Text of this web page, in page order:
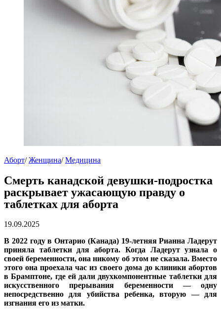
Аборт/Женщина/Медицина
Смерть канадской девушки-подростка
раскрывает ужасающую правду о
таблетках для аборта
19.09.2025
В 2022 году в Онтарио (Канада) 19-летняя Рианна Ладерут
приняла таблетки для аборта. Когда Ладерут узнала о
своей беременности, она никому об этом не сказала. Вместо
этого она проехала час из своего дома до клиники абортов
в Брамптоне, где ей дали двухкомпонентные таблетки для
искусственного прерывания беременности — одну
непосредственно для убийства ребенка, вторую — для
изгнания его из матки.